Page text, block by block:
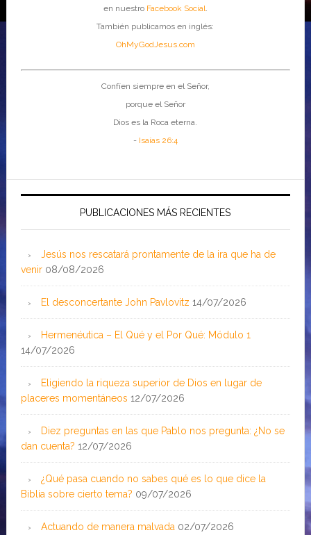
en nuestro Facebook Social.
También publicamos en inglés:
OhMyGodJesus.com
Confíen siempre en el Señor,
porque el Señor
Dios es la Roca eterna.
- Isaías 26:4
PUBLICACIONES MÁS RECIENTES
Jesús nos rescatará prontamente de la ira que ha de
venir 08/08/2026
El desconcertante John Pavlovitz 14/07/2026
Hermenéutica – El Qué y el Por Qué: Módulo 1
14/07/2026
Eligiendo la riqueza superior de Dios en lugar de
placeres momentáneos 12/07/2026
Diez preguntas en las que Pablo nos pregunta: ¿No se
dan cuenta? 12/07/2026
¿Qué pasa cuando no sabes qué es lo que dice la
Biblia sobre cierto tema? 09/07/2026
Actuando de manera malvada 02/07/2026